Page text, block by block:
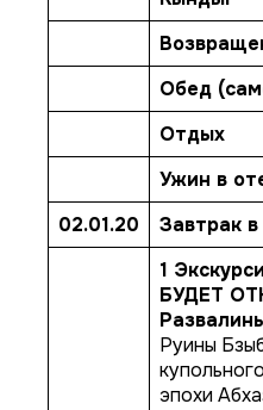
Обед
Отдых
Ужин в
02.01.20
Завтрак
1
БУДЕТ
Руины
эпохи